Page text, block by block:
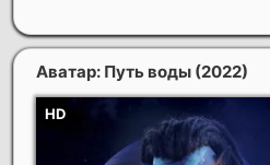
Аватар: Путь воды (2022)